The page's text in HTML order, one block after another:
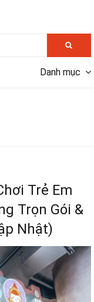
Danh mục
Trẻ Em
Trọn Gói &
Nhật)